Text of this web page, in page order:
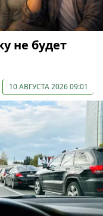
не будет
10 АВГУСТА 2026 09:01